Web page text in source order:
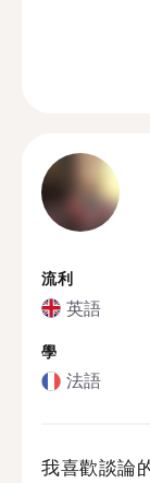
流利
英語
學
法語
我喜歡談論